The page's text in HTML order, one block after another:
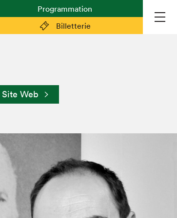
Billetterie
Programmation
Plan du Salon
Préparer sa visite
Espace médias
Espace enseignant·e·s
Espace participant⋅e⋅s
Espace Salon dans la ville
Espace bénévoles
Devenir bénévole
Site Web